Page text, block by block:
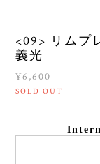
<09> リムプ
義光
¥6,600
SOLD OUT